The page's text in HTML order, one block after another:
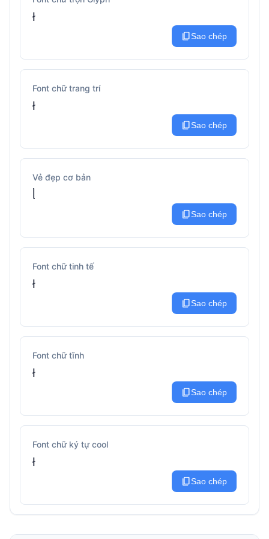
ł
content_copySao chép
Font chữ trang trí
ł
content_copySao chép
Vẻ đẹp cơ bản
ᥣ
content_copySao chép
Font chữ tinh tế
ł
content_copySao chép
Font chữ tĩnh
ł
content_copySao chép
Font chữ ký tự cool
ł
content_copySao chép